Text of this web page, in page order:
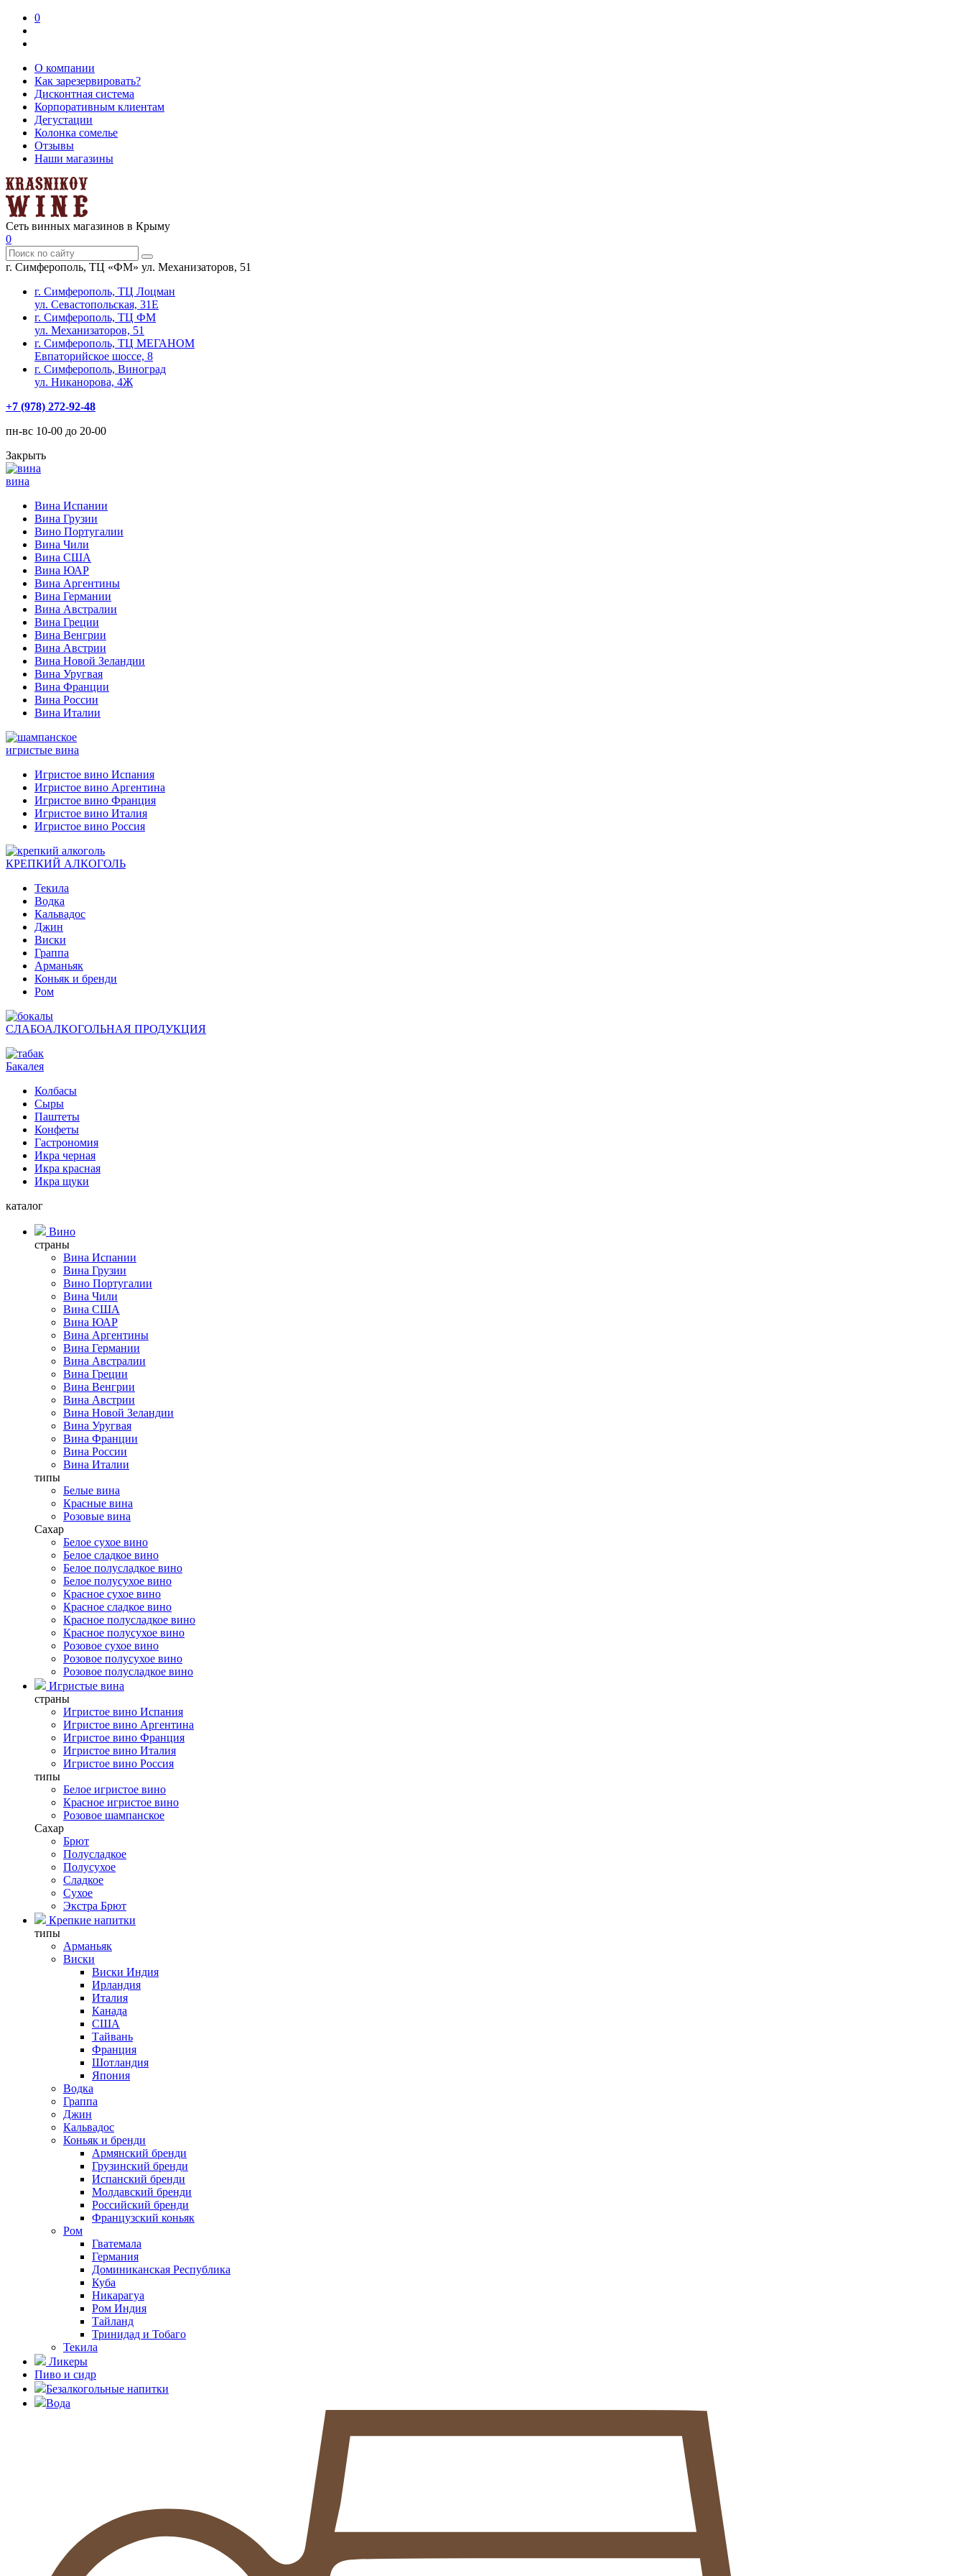
0
О компании
Как зарезервировать?
Дисконтная система
Корпоративным клиентам
Дегустации
Колонка сомелье
Отзывы
Наши магазины
Сеть винных магазинов в Крыму
0
г. Симферополь, ТЦ «ФМ» ул. Механизаторов, 51
г. Симферополь, ТЦ Лоцман
ул. Севастопольская, 31Е
г. Симферополь, ТЦ ФМ
ул. Механизаторов, 51
г. Симферополь, ТЦ МЕГАНОМ
Евпаторийское шоссе, 8
г. Симферополь, Виноград
ул. Никанорова, 4Ж
+7 (978) 272-92-48
пн-вс 10-00 до 20-00
Закрыть
вина
Вина Испании
Вина Грузии
Вино Португалии
Вина Чили
Вина США
Вина ЮАР
Вина Аргентины
Вина Германии
Вина Австралии
Вина Греции
Вина Венгрии
Вина Австрии
Вина Новой Зеландии
Вина Уругвая
Вина Франции
Вина России
Вина Италии
игристые вина
Игристое вино Испания
Игристое вино Аргентина
Игристое вино Франция
Игристое вино Италия
Игристое вино Россия
КРЕПКИЙ АЛКОГОЛЬ
Текила
Водка
Кальвадос
Джин
Виски
Граппа
Арманьяк
Коньяк и бренди
Ром
СЛАБОАЛКОГОЛЬНАЯ ПРОДУКЦИЯ
Бакалея
Колбасы
Сыры
Паштеты
Конфеты
Гастрономия
Икра черная
Икра красная
Икра щуки
каталог
Вино
страны
Вина Испании
Вина Грузии
Вино Португалии
Вина Чили
Вина США
Вина ЮАР
Вина Аргентины
Вина Германии
Вина Австралии
Вина Греции
Вина Венгрии
Вина Австрии
Вина Новой Зеландии
Вина Уругвая
Вина Франции
Вина России
Вина Италии
типы
Белые вина
Красные вина
Розовые вина
Сахар
Белое сухое вино
Белое сладкое вино
Белое полусладкое вино
Белое полусухое вино
Красное сухое вино
Красное сладкое вино
Красное полусладкое вино
Красное полусухое вино
Розовое сухое вино
Розовое полусухое вино
Розовое полусладкое вино
Игристые вина
страны
Игристое вино Испания
Игристое вино Аргентина
Игристое вино Франция
Игристое вино Италия
Игристое вино Россия
типы
Белое игристое вино
Красное игристое вино
Розовое шампанское
Сахар
Брют
Полусладкое
Полусухое
Сладкое
Сухое
Экстра Брют
Крепкие напитки
типы
Арманьяк
Виски
Виски Индия
Ирландия
Италия
Канада
США
Тайвань
Франция
Шотландия
Япония
Водка
Граппа
Джин
Кальвадос
Коньяк и бренди
Армянский бренди
Грузинский бренди
Испанский бренди
Молдавский бренди
Российский бренди
Французский коньяк
Ром
Гватемала
Германия
Доминиканская Республика
Куба
Никарагуа
Ром Индия
Тайланд
Тринидад и Тобаго
Текила
Ликеры
Пиво и сидр
Безалкогольные напитки
Вода